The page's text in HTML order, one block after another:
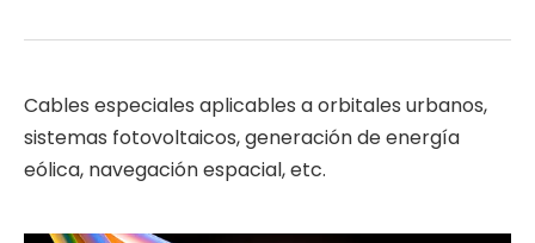
Cables especiales aplicables a orbitales urbanos,
sistemas fotovoltaicos, generación de energía
eólica, navegación espacial, etc.